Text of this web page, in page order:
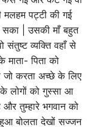
पट्टी की गई
| उसकी माँ बहुत
संतुष्ट व्यक्ति वहाँ से
पिता को
जो करता अच्छे के लिए
लोगों को गुस्सा आ
तुम्हारे भगवान को
हुआ बोलता देखों सज्जन